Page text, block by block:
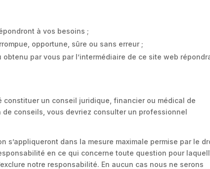
à vos besoins ;
opportune, sûre ou sans erreur ;
par vous par l’intermédiaire de ce site web
constituer un conseil juridique, financier ou médical de
conseils, vous devriez consulter un professionnel
s’appliqueront dans la mesure maximale permise par le
en ce qui concerne toute question pour
notre responsabilité. En aucun cas nous ne serons